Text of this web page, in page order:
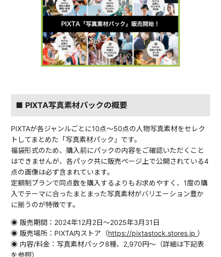
■ PIXTA写真素材パックの概要
PIXTAが各ジャンルごとに10点〜50点の人物写真素材をセレク
トしてまとめた「写真素材パック」です。
福袋形式のため、購入前にパックの内容をご確認いただくこと
はできませんが、各パック共に販売ページ上で公開されている4
点の画像は必ず含まれています。
定額制プランで同点数を購入するよりもお求めやすく、1度の購
入でテーマに合ったまとまった写真素材がバリエーション豊か
に揃うのが特徴です。
◉ 販売期間：2024年12月2日〜2025年3月31日
◉ 販売場所：PIXTA内ストア（https://pixtastock.stores.jp）
◉ 内容/料金：写真素材パック8種、2,970円〜（詳細は下記表
を参照）